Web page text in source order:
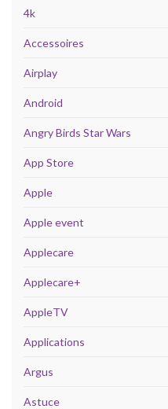
4k
Accessoires
Airplay
Android
Angry Birds Star Wars
App Store
Apple
Apple event
Applecare
Applecare+
AppleTV
Applications
Argus
Astuce